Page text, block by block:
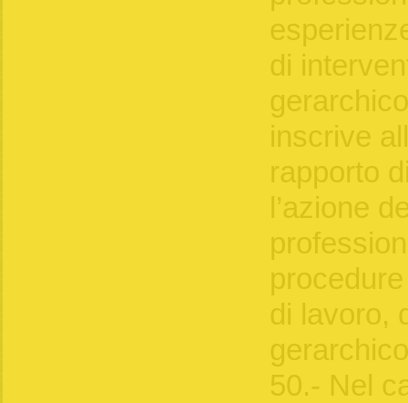
di
inscrive
rapporto
l’azione
di lavoro,
50.- Nel